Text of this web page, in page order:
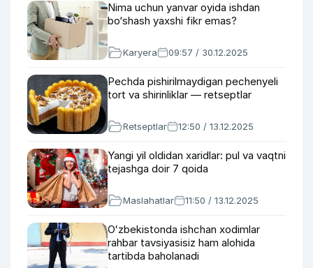
Nima uchun yanvar oyida ishdan
bo‘shash yaxshi fikr emas?
Karyera 09:57 / 30.12.2025
Pechda pishirilmaydigan pechenyeli
tort va shirinliklar — retseptlar
Retseptlar 12:50 / 13.12.2025
Yangi yil oldidan xaridlar: pul va vaqtni
tejashga doir 7 qoida
Maslahatlar 11:50 / 13.12.2025
Oʻzbekistonda ishchan xodimlar
rahbar tavsiyasisiz ham alohida
tartibda baholanadi